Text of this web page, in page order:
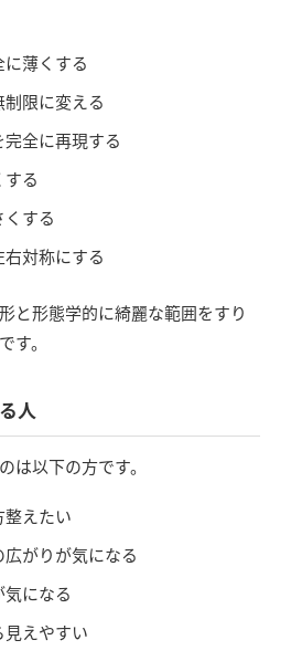
薄くする
限に変える
全に再現する
る
する
対称にする
と形態学的に綺麗な範囲をすり
す。
人
は以下の方です。
えたい
がりが気になる
になる
えやすい